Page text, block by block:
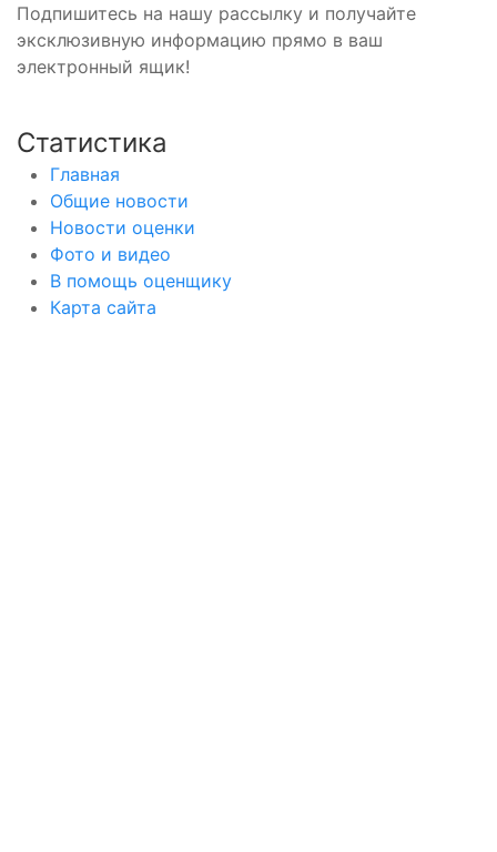
Подпишитесь на нашу рассылку и получайте
эксклюзивную информацию прямо в ваш
электронный ящик!
Статистика
Главная
Общие новости
Новости оценки
Фото и видео
В помощь оценщику
Карта сайта